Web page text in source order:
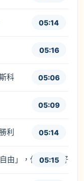
05:14
05:16
科 05:06
05:09
利 05:14
由」，但其實還好
05:15